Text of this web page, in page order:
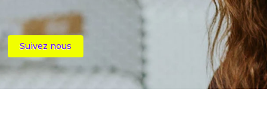
Suivez nous